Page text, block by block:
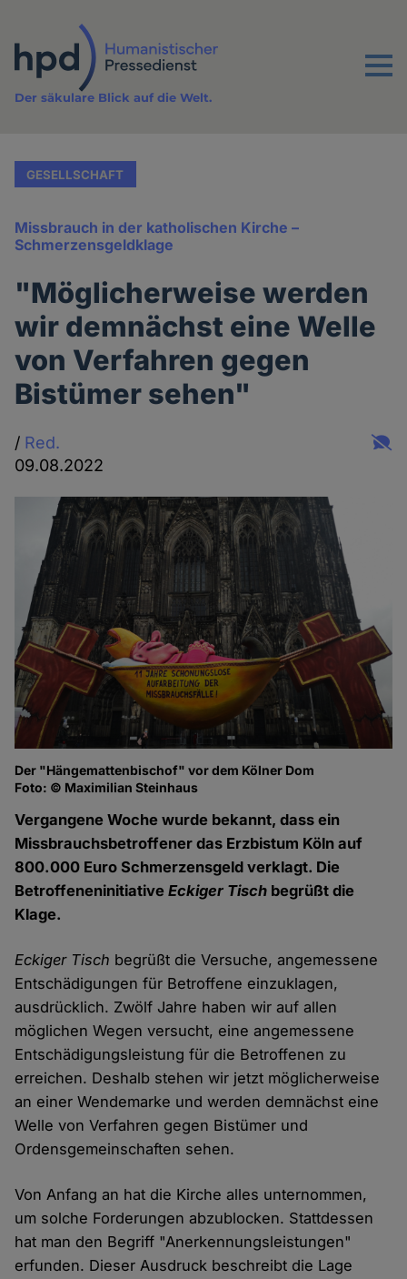
Inhalt
Menu
Der säkulare Blick auf die Welt.
GESELLSCHAFT
Missbrauch in der katholischen Kirche –
Schmerzensgeldklage
"Möglicherweise werden
wir demnächst eine Welle
von Verfahren gegen
Bistümer sehen"
/ Red.
09.08.2022
Der "Hängemattenbischof" vor dem Kölner Dom
Foto: © Maximilian Steinhaus
Vergangene Woche wurde bekannt, dass ein
Missbrauchsbetroffener das Erzbistum Köln auf
800.000 Euro Schmerzensgeld verklagt. Die
BetroffeneninitiativeEckiger Tisch begrüßt die
Klage.
Eckiger Tisch begrüßt die Versuche, angemessene
Entschädigungen für Betroffene einzuklagen,
ausdrücklich. Zwölf Jahre haben wir auf allen
möglichen Wegen versucht, eine angemessene
Entschädigungsleistung für die Betroffenen zu
erreichen. Deshalb stehen wir jetzt möglicherweise
an einer Wendemarke und werden demnächst eine
Welle von Verfahren gegen Bistümer und
Ordensgemeinschaften sehen.
Von Anfang an hat die Kirche alles unternommen,
um solche Forderungen abzublocken. Stattdessen
hat man den Begriff "Anerkennungsleistungen"
erfunden. Dieser Ausdruck beschreibt die Lage